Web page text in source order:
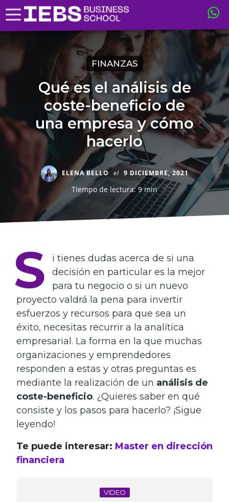
FINANZAS
Qué es el análisis de
coste-beneficio de
una empresa y cómo
hacerlo
ELENA BELLO el 9 DICIEMBRE, 2021
Tiempo de lectura: 9 min
S
i tienes dudas acerca de si una
decisión en particular es la mejor
para tu negocio o si un nuevo
proyecto valdrá la pena para invertir
esfuerzos y recursos para que sea un
éxito, necesitas recurrir a la analítica
empresarial. La forma en la que muchas
organizaciones y emprendedores
responden a estas y otras preguntas es
mediante la realización de un análisis de
coste-beneficio. ¿Quieres saber en qué
consiste y los pasos para hacerlo? ¡Sigue
leyendo!
Te puede interesar: Master en dirección
financiera
VIDEO